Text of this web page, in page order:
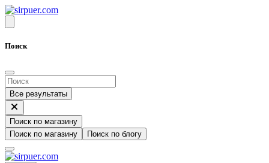
Поиск
Все результаты
Поиск по магазину
Поиск по магазину
Поиск по блогу